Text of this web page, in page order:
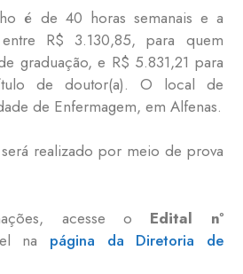
é de 40 horas semanais e a
R$ 3.130,85, para quem
graduação, e R$ 5.831,21 para
de doutor(a). O local de
de Enfermagem, em Alfenas.
realizado por meio de prova
acesse o Edital nº
na página da Diretoria de